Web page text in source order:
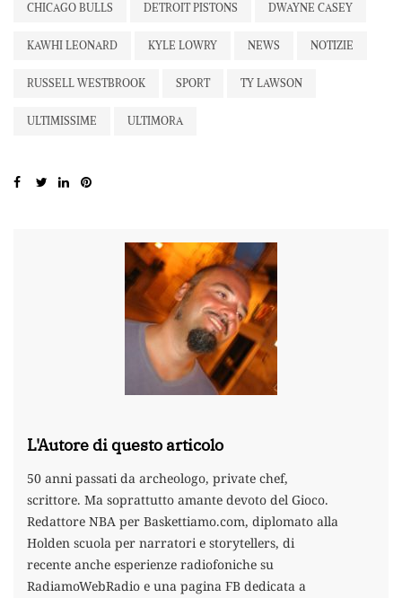
CHICAGO BULLS DETROIT PISTONS DWAYNE CASEY
KAWHI LEONARD KYLE LOWRY NEWS NOTIZIE
RUSSELL WESTBROOK SPORT TY LAWSON
ULTIMISSIME ULTIMORA
L'Autore di questo articolo
50 anni passati da archeologo, private chef,
scrittore. Ma soprattutto amante devoto del Gioco.
Redattore NBA per Baskettiamo.com, diplomato alla
Holden scuola per narratori e storytellers, di
recente anche esperienze radiofoniche su
RadiamoWebRadio e una pagina FB dedicata a